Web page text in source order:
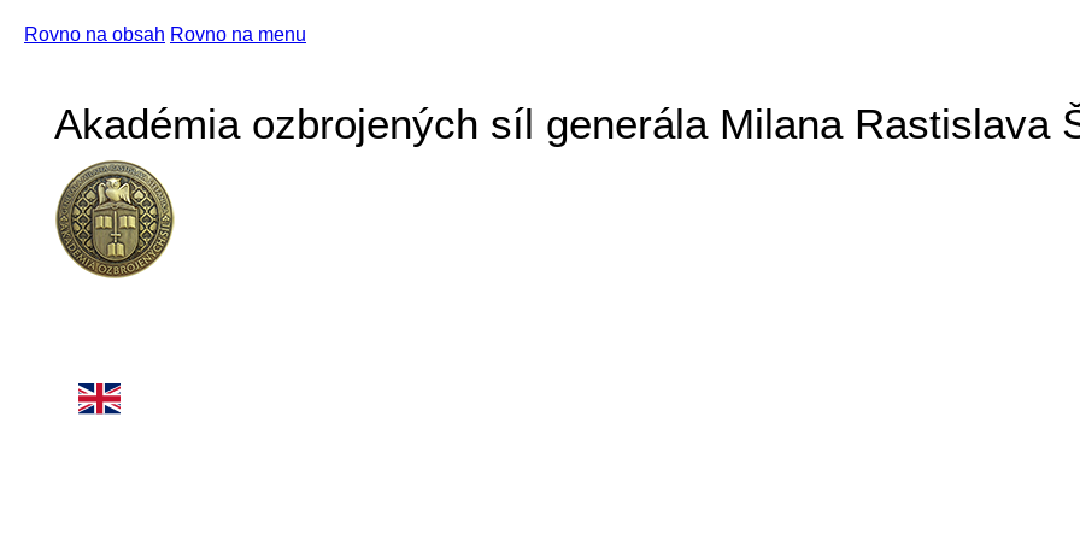
Rovno na obsah Rovno na menu
Akadémia ozbrojených síl generála Milana Rastislava